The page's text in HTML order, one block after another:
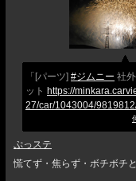
「[パーツ] #ジムニー 社
ット https://
27/car/1043004/
ぷっステ
慌てず・焦らず・ボチボチ